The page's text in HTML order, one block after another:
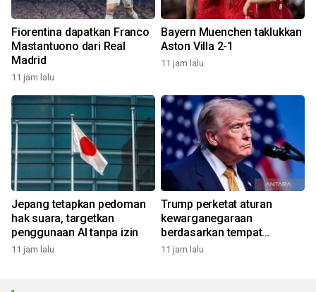
Fiorentina dapatkan Franco
Mastantuono dari Real
Madrid
11 jam lalu
Bayern Muenchen taklukkan
Aston Villa 2-1
11 jam lalu
Jepang tetapkan pedoman
hak suara, targetkan
penggunaan AI tanpa izin
11 jam lalu
Trump perketat aturan
kewarganegaraan
berdasarkan tempat
kelahiran
11 jam lalu